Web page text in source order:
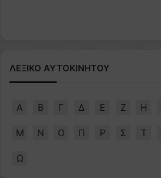
ΛΕΞΙΚΟ ΑΥΤΟΚΙΝΗΤΟΥ
Α Β Γ Δ Ε Ζ Η
Μ Ν Ο Π Ρ Σ Τ
Ω